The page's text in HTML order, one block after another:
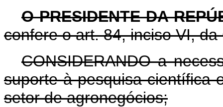
O PRESIDENTE DA
confere o art. 84, inciso VI,
CONSIDERANDO a
suporte à pesquisa científica
setor de agronegócios;